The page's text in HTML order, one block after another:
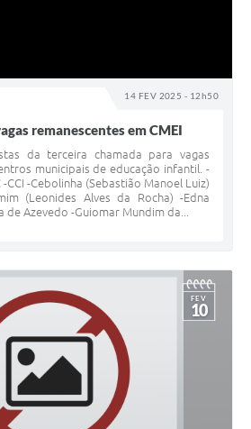
14 FEV 2025 - 12h50
remanescentes em CMEI
da terceira chamada para vagas
municipais de educação infantil. -
-CCI -Cebolinha (Sebastião Manoel Luiz)
(Leonides Alves da Rocha) -Edna
de Azevedo -Guiomar Mundim da...
FEV
10